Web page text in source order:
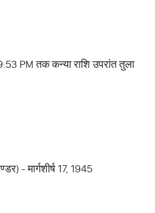
PM तक कन्या राशि उपरांत तुला
- मार्गशीर्ष 17, 1945